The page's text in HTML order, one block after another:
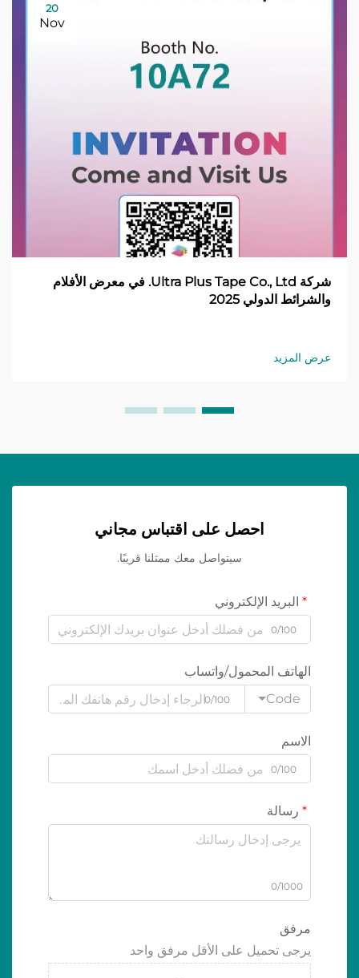
20
Nov
شركة Ultra Plus Tape Co., Ltd. في معرض الأفلام
والشرائط الدولي 2025
عرض المزيد
احصل على اقتباس مجاني
سيتواصل معك ممثلنا قريبًا.
البريد الإلكتروني
0/100
الهاتف المحمول/واتساب
Code
0/100
الاسم
0/100
رسالة
0/1000
مرفق
يرجى تحميل على الأقل مرفق واحد